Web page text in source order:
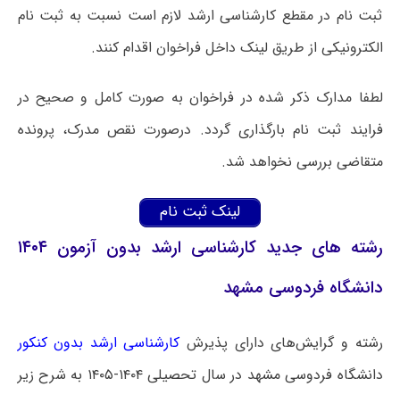
ثبت نام در مقطع کارشناسی ارشد لازم است نسبت به ثبت نام
الکترونیکی از طریق لینک داخل فراخوان اقدام کنند.
لطفا مدارک ذکر شده در فراخوان به صورت کامل و صحیح در
فرایند ثبت نام بارگذاری گردد. درصورت نقص مدرک، پرونده
متقاضی بررسی نخواهد شد.
لینک ثبت نام
رشته های جدید کارشناسی ارشد بدون آزمون ۱۴۰۴
دانشگاه فردوسی مشهد
رشته و گرایش‌های دارای پذیرش کارشناسی ارشد بدون کنکور
دانشگاه فردوسی مشهد در سال تحصیلی ۱۴۰۴-۱۴۰۵ به شرح زیر